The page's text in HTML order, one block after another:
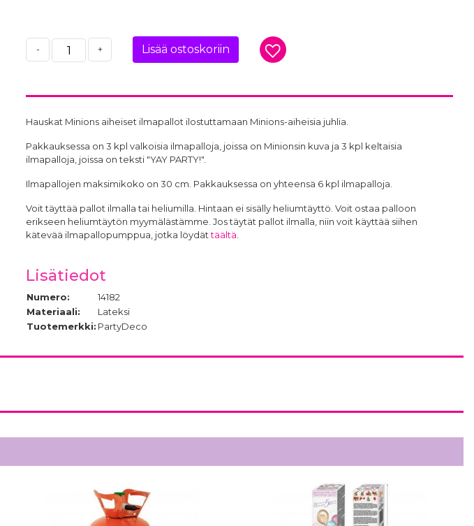
- + Lisää ostoskoriin
Hauskat Minions aiheiset ilmapallot ilostuttamaan Minions-aiheisia juhlia.
Pakkauksessa on 3 kpl valkoisia ilmapalloja, joissa on Minionsin kuva ja 3 kpl keltaisia
ilmapalloja, joissa on teksti "YAY PARTY!".
Ilmapallojen maksimikoko on 30 cm. Pakkauksessa on yhteensä 6 kpl ilmapalloja.
Voit täyttää pallot ilmalla tai heliumilla. Hintaan ei sisälly heliumtäyttö. Voit ostaa palloon
erikseen heliumtäytön myymälästämme. Jos täytät pallot ilmalla, niin voit käyttää siihen
kätevää ilmapallopumppua, jotka löydättäältä
Lisätiedot
Numero:
14182
Materiaali:
Lateksi
Tuotemerkki: PartyDeco